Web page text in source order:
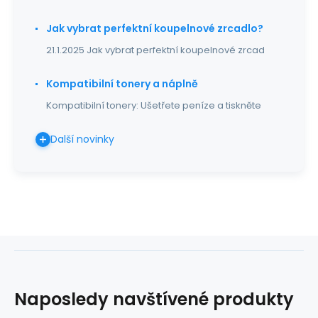
Jak vybrat perfektní koupelnové zrcadlo?
21.1.2025 Jak vybrat perfektní koupelnové zrcad
Kompatibilní tonery a náplně
Kompatibilní tonery: Ušetřete peníze a tiskněte
Další novinky
Naposledy navštívené produkty